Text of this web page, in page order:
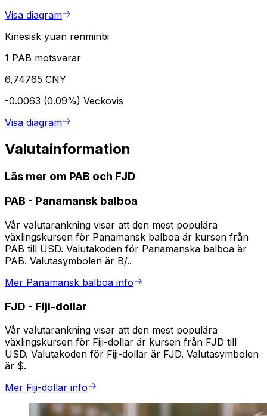
Visa diagram
Kinesisk yuan renminbi
1 PAB motsvarar
6,74765 CNY
-0.0063 (0.09%) Veckovis
Visa diagram
Valutainformation
Läs mer om PAB och FJD
PAB - Panamansk balboa
Vår valutarankning visar att den mest populära
växlingskursen för Panamansk balboa är kursen från
PAB till USD. Valutakoden för Panamanska balboa är
PAB. Valutasymbolen är B/..
Mer Panamansk balboa info
FJD - Fiji-dollar
Vår valutarankning visar att den mest populära
växlingskursen för Fiji-dollar är kursen från FJD till
USD. Valutakoden för Fiji-dollar är FJD. Valutasymbolen
är $.
Mer Fiji-dollar info